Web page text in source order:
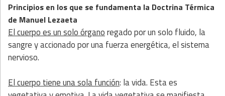
Principios en los que se fundamenta la Doctrina Térmica
de Manuel Lezaeta
El cuerpo es un solo órganoregado por un solo fluido, la
sangre y accionado por una fuerza energética, el sistema
nervioso.
El cuerpo tiene una sola función: la vida. Esta es